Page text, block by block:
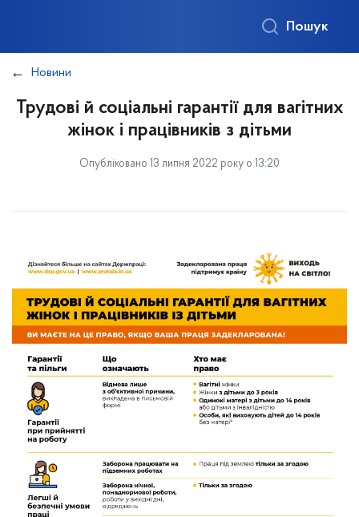
Пошук
Новини
Трудові й соціальні гарантії для вагітних
жінок і працівників з дітьми
Опубліковано 13 липня 2022 року о 13:20